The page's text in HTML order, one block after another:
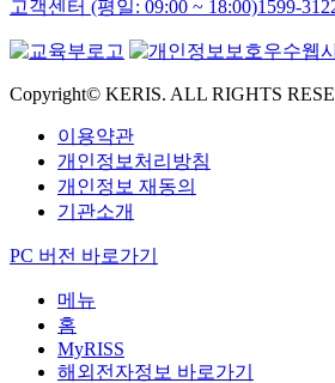
고객센터 (평일: 09:00 ~ 18:00)1599-
Copyright© KERIS. ALL RIGHTS
이용약관
개인정보처리방침
개인정보 재동의
기관소개
PC 버전 바로가기
메뉴
홈
MyRISS
해외전자정보 바로가기